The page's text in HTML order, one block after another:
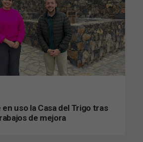
uso la Casa del Trigo tras
de mejora